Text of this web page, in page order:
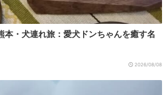
本・犬連れ旅：愛犬ドンちゃんを癒す名
2026/08/08